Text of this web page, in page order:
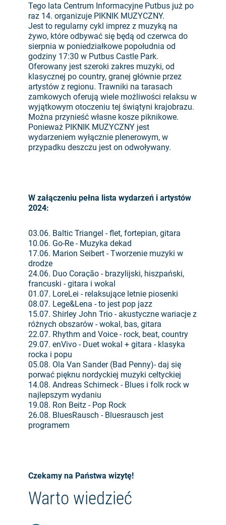
Tego lata Centrum Informacyjne Putbus już po
raz 14. organizuje PIKNIK MUZYCZNY.
Jest to regularny cykl imprez z muzyką na
żywo, które odbywać się będą od czerwca do
sierpnia w poniedziałkowe popołudnia od
godziny 17:30 w Putbus Castle Park.
Oferowany jest szeroki zakres muzyki, od
klasycznej po country, granej głównie przez
artystów z regionu. Trawniki na tarasach
zamkowych oferują wiele możliwości relaksu w
wyjątkowym otoczeniu tej świątyni krajobrazu.
Można przynieść własne kosze piknikowe.
Ponieważ PIKNIK MUZYCZNY jest
wydarzeniem wyłącznie plenerowym, w
przypadku deszczu jest on odwoływany.
W załączeniu pełna lista wydarzeń i artystów
2024:
03.06. Baltic Triangel - flet, fortepian, gitara
10.06. Go-Re - Muzyka dekad
17.06. Marion Seibert - Tworzenie muzyki w
drodze
24.06. Duo Coração - brazylijski, hiszpański,
francuski - gitara i wokal
01.07. LoreLei - relaksujące letnie piosenki
08.07. Lege&Lena - to jest pop jazz
15.07. Shirley John Trio - akustyczne wariacje z
różnych obszarów - wokal, bas, gitara
22.07. Rhythm and Voice - rock, beat, country
29.07. enVivo - Duet wokal + gitara - klasyka
rocka i popu
05.08. Ola Van Sander (Bad Penny)- daj się
porwać pięknu nordyckiej muzyki celtyckiej
14.08. Andreas Schirneck - Blues i folk rock w
najlepszym wydaniu
19.08. Ron Beitz - Pop Rock
26.08. BluesRausch - Bluesrausch jest
programem
Czekamy na Państwa wizytę!
Warto wiedzieć